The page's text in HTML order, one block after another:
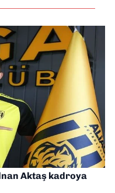
Aktaş kadroya